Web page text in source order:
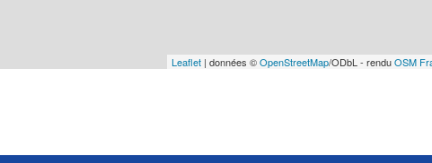
Leaflet | données ©OpenStreetMap/ODbL - renduOSM